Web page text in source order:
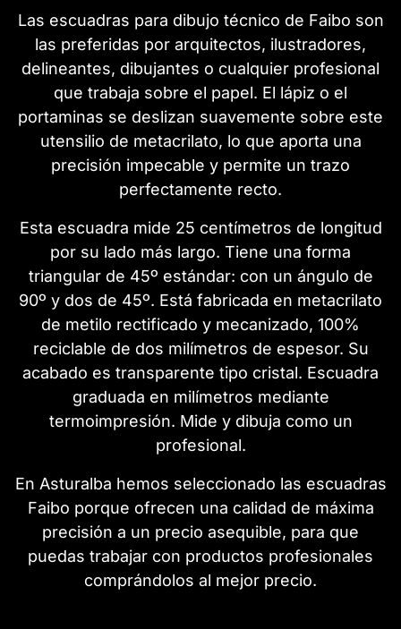
Las escuadras para dibujo técnico de Faibo son
las preferidas por arquitectos, ilustradores,
delineantes, dibujantes o cualquier profesional
que trabaja sobre el papel. El lápiz o el
portaminas se deslizan suavemente sobre este
utensilio de metacrilato, lo que aporta una
precisión impecable y permite un trazo
perfectamente recto.
Esta escuadra mide 25 centímetros de longitud
por su lado más largo. Tiene una forma
triangular de 45º estándar: con un ángulo de
90º y dos de 45º. Está fabricada en metacrilato
de metilo rectificado y mecanizado, 100%
reciclable de dos milímetros de espesor. Su
acabado es transparente tipo cristal. Escuadra
graduada en milímetros mediante
termoimpresión. Mide y dibuja como un
profesional.
En Asturalba hemos seleccionado las escuadras
Faibo porque ofrecen una calidad de máxima
precisión a un precio asequible, para que
puedas trabajar con productos profesionales
comprándolos al mejor precio.